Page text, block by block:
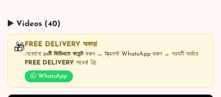
▶️ Videos (40)
🎁 FREE DELIVERY অফার!
যেকোনো ১০টি ভিডিওতে কমেন্টকরুন → স্ক্রিনশট WhatsApp করুন → পরবর্তী অর্ডারে
FREE DELIVERY পাবেন! 🚀
WhatsApp